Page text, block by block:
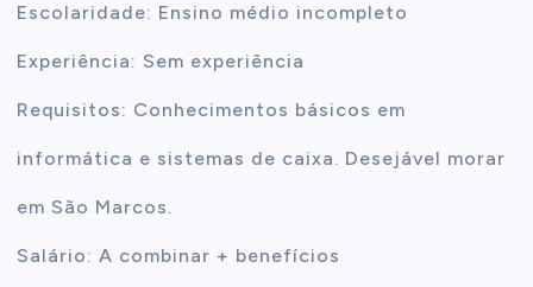
Escolaridade: Ensino médio incompleto
Experiência: Sem experiência
Requisitos: Conhecimentos básicos em
informática e sistemas de caixa. Desejável morar
em São Marcos.
Salário: A combinar + benefícios